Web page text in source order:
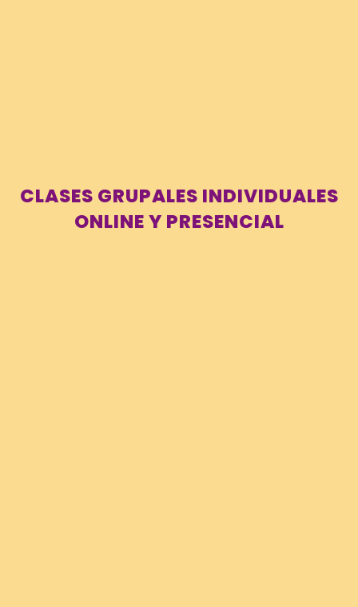
CLASES GRUPALES INDIVIDUALES
ONLINE Y PRESENCIAL